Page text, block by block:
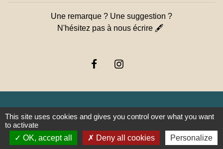
Une remarque ? Une suggestion ?
N'hésitez pas à nous écrire 🖋
Liens
This site uses cookies and gives you control over what you want
to activate
OK, accept all
Deny all cookies Personalize